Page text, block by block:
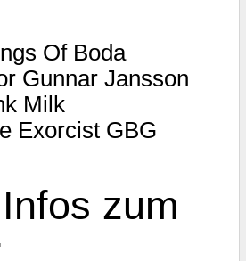
Of Boda
Gunnar Jansson
Milk
Exorcist GBG
zum